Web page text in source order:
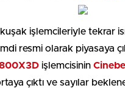
işlemcileriyle tekrar
resmi olarak piyasaya
işlemcisinin
çıktı ve sayılar